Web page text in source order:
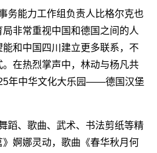
能力工作组负责人比格尔克也
局非常重视中国和德国之间的人
和中国四川建立更多联系，不
在热烈掌声中，林动与杨凡共
年中华文化大乐园——德国汉堡
、歌曲、武术、书法剪纸等精
婀娜灵动，歌曲《春华秋月何